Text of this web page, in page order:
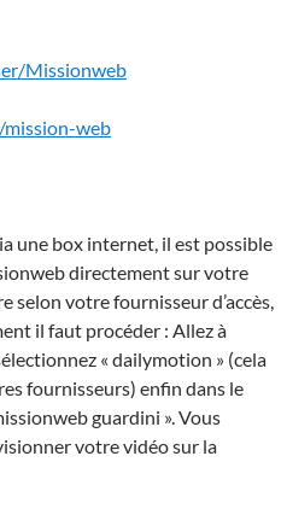
Missionweb
web
une box internet, il est possible
directement sur votre
selon votre fournisseur d’accès,
il faut procéder : Allez à
« dailymotion » (cela
fournisseurs) enfin dans le
guardini ». Vous
votre vidéo sur la